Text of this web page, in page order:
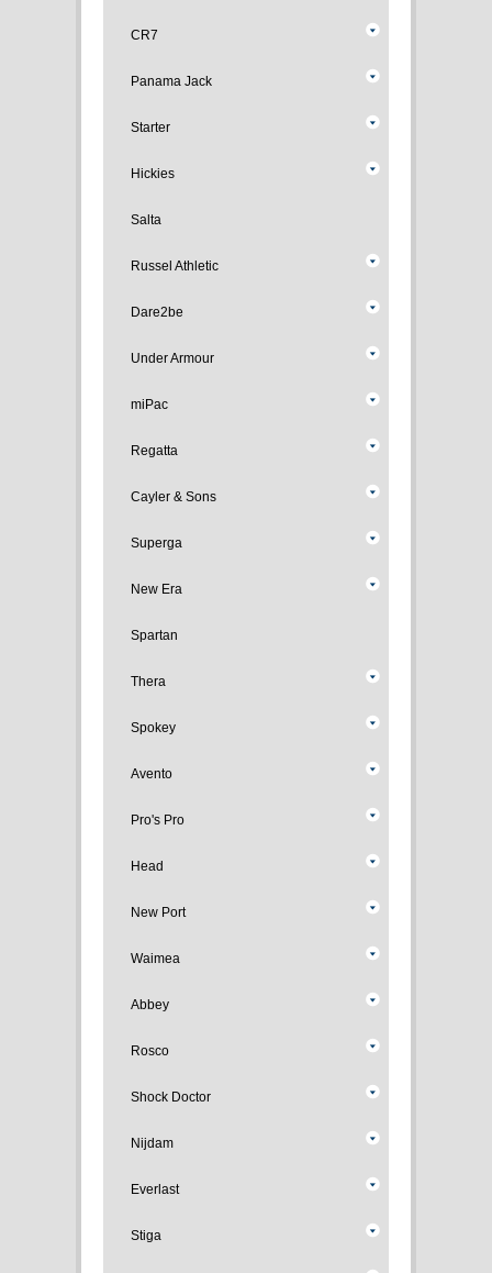
CR7
Panama Jack
Starter
Hickies
Salta
Russel Athletic
Dare2be
Under Armour
miPac
Regatta
Cayler & Sons
Superga
New Era
Spartan
Thera
Spokey
Avento
Pro's Pro
Head
New Port
Waimea
Abbey
Rosco
Shock Doctor
Nijdam
Everlast
Stiga